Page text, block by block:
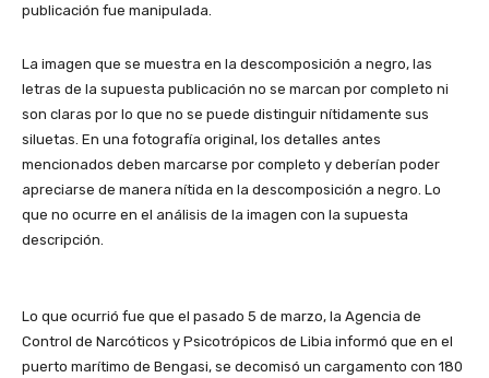
publicación fue manipulada.
La imagen que se muestra en la descomposición a negro, las
letras de la supuesta publicación no se marcan por completo ni
son claras por lo que no se puede distinguir nítidamente sus
siluetas. En una fotografía original, los detalles antes
mencionados deben marcarse por completo y deberían poder
apreciarse de manera nítida en la descomposición a negro. Lo
que no ocurre en el análisis de la imagen con la supuesta
descripción.
Lo que ocurrió fue que el pasado 5 de marzo, la Agencia de
Control de Narcóticos y Psicotrópicos de Libia informó que en el
puerto marítimo de Bengasi, se decomisó un cargamento con 180